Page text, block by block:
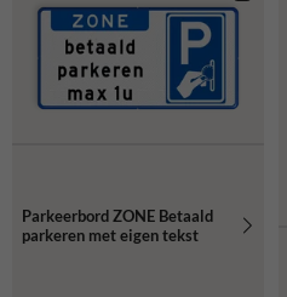
Parkeerbord ZONE Betaald
parkeren met eigen tekst